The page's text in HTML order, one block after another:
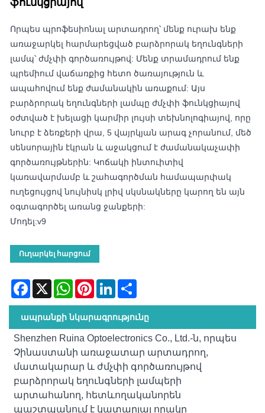
Որպես պրոֆեսիոնալ արտադրող՝ մենք ուրախ ենք
առաջարկել հարմարեցված բարձրորակ եղունգների
լամպ՝ ժմչփի գործառույթով: Մենք տրամադրում ենք
պրեմիում վաճառքից հետո ծառայություն և
ապահովում ենք ժամանակին առաքում: Այս
բարձրորակ եղունգների լամպը ժմչփի ֆունկցիայով
օժտված է խելացի կարմիր լույսի տեխնոլոգիայով, որը
նուրբ է ձեռքերի վրա, 5 վայրկյան արագ չորանում, մեծ
սենսորային էկրան և աջակցում է ժամանակաչափի
գործառույթներին: Կոճակի ինտուիտիվ
կառավարմամբ և շահագործման համապարփակ
ուղեցույցով նույնիսկ լրիվ սկսնակները կարող են այն
օգտագործել առանց ջանքերի:
Մոդել:v9
Ուղարկել հարցում
Facebook
X WhatsAppPinterestLinkedIn
ապրանքի նկարագրությունը
Shenzhen Ruina Optoelectronics Co., Ltd.-ն, որպես
Չինաստանի առաջատար արտադրող,
մատակարար և ժմչփի գործառույթով
բարձրորակ եղունգների լամպերի
արտահանող, հետևողականորեն
պաշտպանում է կատարյալ որակը